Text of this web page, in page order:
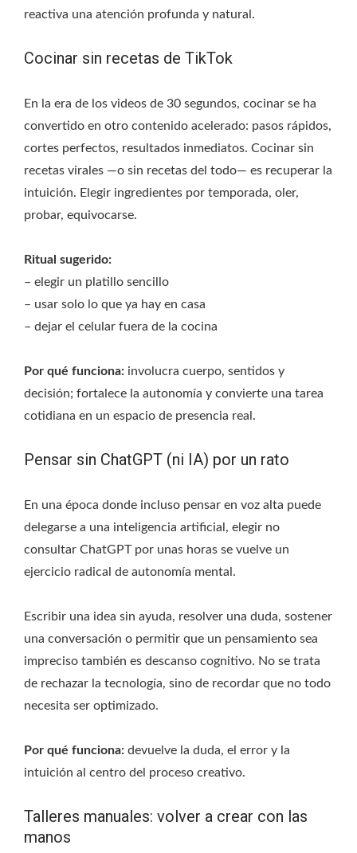
reactiva una atención profunda y natural.
Cocinar sin recetas de TikTok
En la era de los videos de 30 segundos, cocinar se ha
convertido en otro contenido acelerado: pasos rápidos,
cortes perfectos, resultados inmediatos. Cocinar sin
recetas virales —o sin recetas del todo— es recuperar la
intuición. Elegir ingredientes por temporada, oler,
probar, equivocarse.
Ritual sugerido:
– elegir un platillo sencillo
– usar solo lo que ya hay en casa
– dejar el celular fuera de la cocina
Por qué funciona: involucra cuerpo, sentidos y
decisión; fortalece la autonomía y convierte una tarea
cotidiana en un espacio de presencia real.
Pensar sin ChatGPT (ni IA) por un rato
En una época donde incluso pensar en voz alta puede
delegarse a una inteligencia artificial, elegir no
consultar ChatGPT por unas horas se vuelve un
ejercicio radical de autonomía mental.
Escribir una idea sin ayuda, resolver una duda, sostener
una conversación o permitir que un pensamiento sea
impreciso también es descanso cognitivo. No se trata
de rechazar la tecnología, sino de recordar que no todo
necesita ser optimizado.
Por qué funciona: devuelve la duda, el error y la
intuición al centro del proceso creativo.
Talleres manuales: volver a crear con las
manos